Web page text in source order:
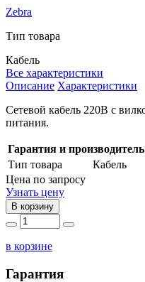
Zebra
Тип товара
Кабель
Все характеристики
Описание Характеристики
Сетевой кабель 220В с
питания.
Гарантия и производитель
Тип товара
Кабель
Цена по запросу
Узнать цену
В корзину
в корзине
Гарантия